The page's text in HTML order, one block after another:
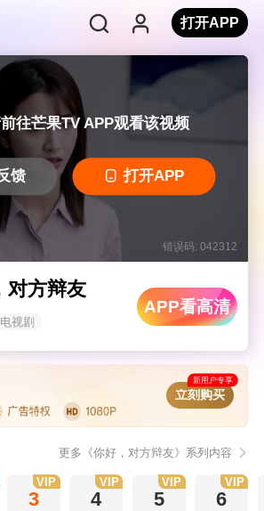
打开APP
往芒果TV APP观看该视频
馈 打开APP
错误码: 042312
对方辩友
电视剧
APP看高清
新用户专享
立刻购买
更多《你好，对方辩友》系列内容
3
VIP
4
VIP
5
VIP
6
VIP